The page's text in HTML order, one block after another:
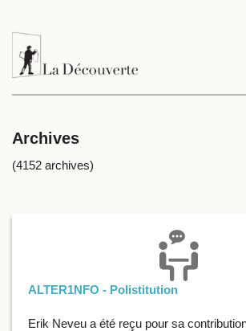
Archives
(4152 archives)
ALTER1NFO - Polistitution
Erik Neveu a été reçu pour sa